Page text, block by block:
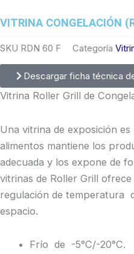
VITRINA CONGELACIÓN
SKU RDN 60 F Categoría
Descargar ficha técnica
Vitrina Roller Grill de
Una vitrina de exposición
alimentos mantiene los
adecuada y los expone de
vitrinas de Roller Grill
regulación de temperatura
espacio.
Frío de -5°C/-20°C.